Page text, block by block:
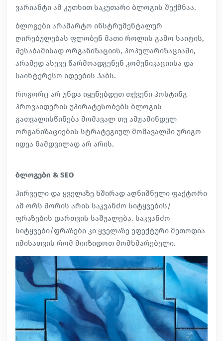
ვარიანტი ამ კუთხით საკუთარი ბლოგის შექმნაა.
ბლოგები არამარტო ინსტრუმენტალურ
ღირებულებას ფლობენ მათი როლის გამო საიტის,
შესაბამისად ორგანიზაციის, პოპულარიზაციაში,
არამედ ასევე წარმოადგენენ კომუნიკაციისა და
საინტერესო იდეების ჰაბს.
როგორც არ უნდა იყენებდეთ თქვენი ჰოსტინგ
პროვაიდერის უპირატესობებს ბლოგის
გათვალისწინება მომავალ თუ ამჟამინდელ
ორგანიზაციების სტრატეგიულ მომავალში ურიგო
იდეა ნამდვილად არ არის.
ბლოგები & SEO
პირველი და ყველაზე ხშირად აღნიშნული ფაქტორი
ამ ორს შორის არის საკვანძო სიტყვების/
ფრაზების დართვის საშუალება. საკვანძო
სიტყვები/ფრაზები კი ყველაზე ეფექტური მეთოდია
იმისათვის რომ მიიზიდოთ მომხმარებელი.